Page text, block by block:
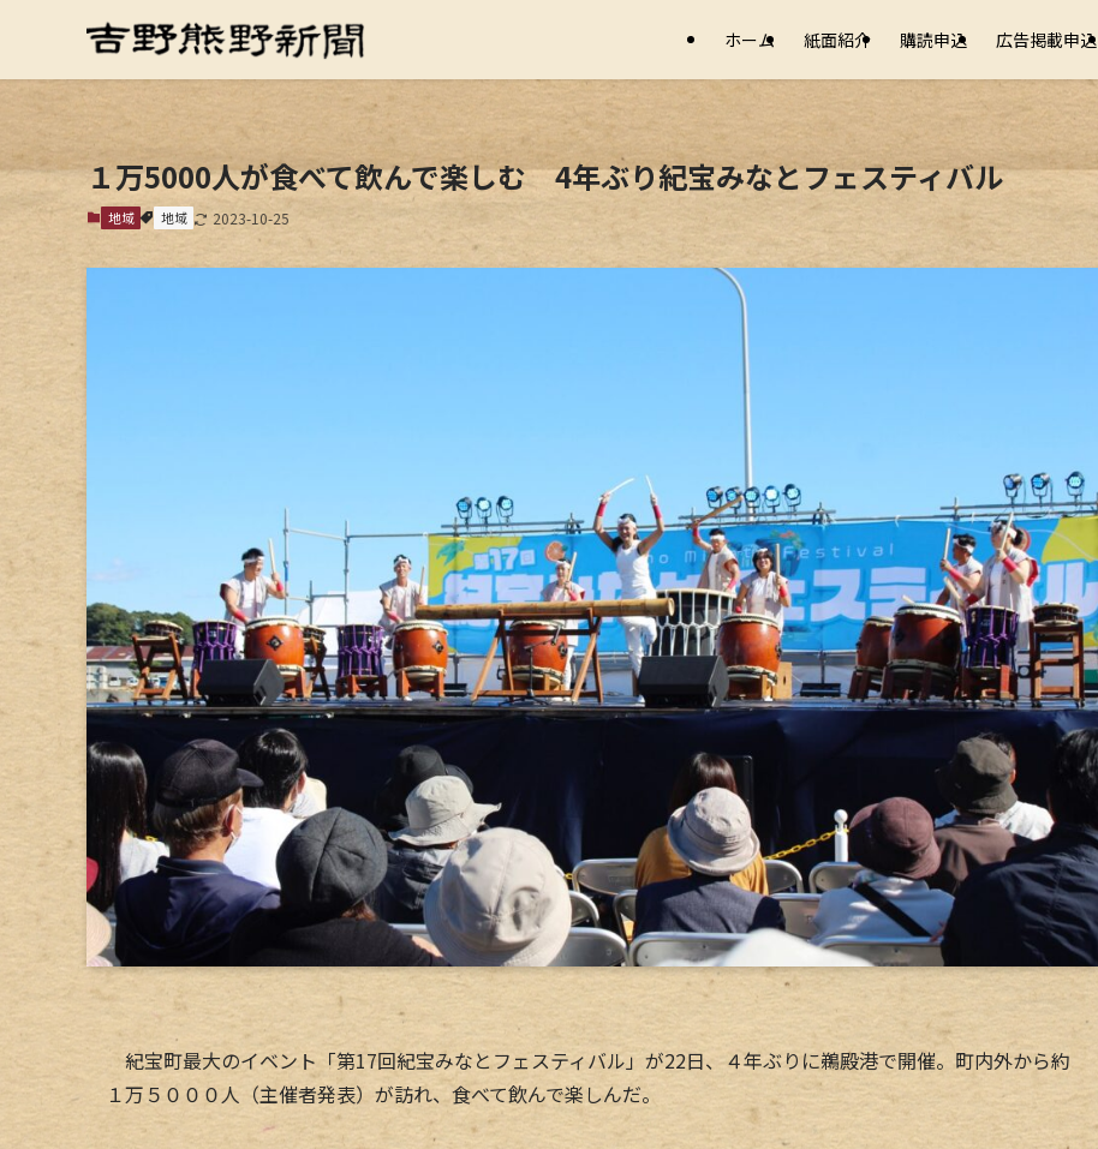
ホーム 紙面紹介 購読申込 広告掲載申込
１万5000人が食べて飲んで楽しむ 4年ぶり紀宝みなとフェスティバル
地域 地域 2023-10-25
紀宝町最大のイベント「第17回紀宝みなとフェスティバル」が22日、４年ぶりに鵜殿港で開催。町内外から約
１万５０００人（主催者発表）が訪れ、食べて飲んで楽しんだ。